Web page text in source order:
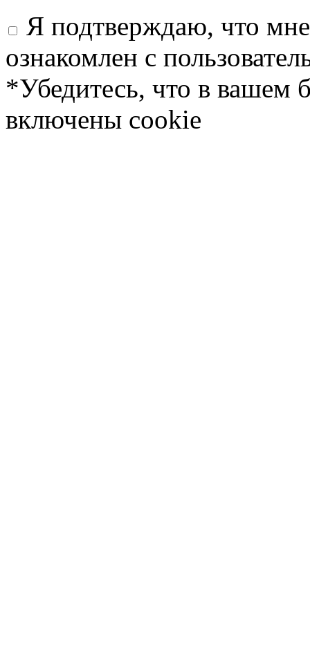
Я подтверждаю, что
ознакомлен с
*Убедитесь, что в вашем
включены cookie